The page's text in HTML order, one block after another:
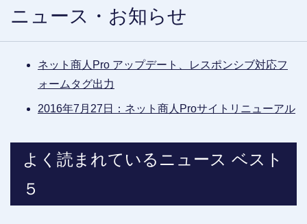
ニュース・お知らせ
ネット商人Pro アップデート、レスポンシブ対応フ
ォームタグ出力
2016年7月27日：ネット商人Proサイトリニューアル
よく読まれているニュース ベスト
５